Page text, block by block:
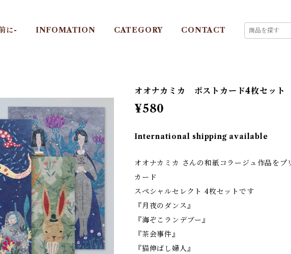
に- INFOMATION CATEGORY CONTACT
オオナカミカ ポストカード4枚セット
¥580
International shipping available
オオナカミカ さんの和紙コラージュ作品をプ
カード
スペシャルセレクト 4枚セットです
『月夜のダンス』
『海ぞこランデブー』
『茶会事件』
『猫伸ばし婦人』